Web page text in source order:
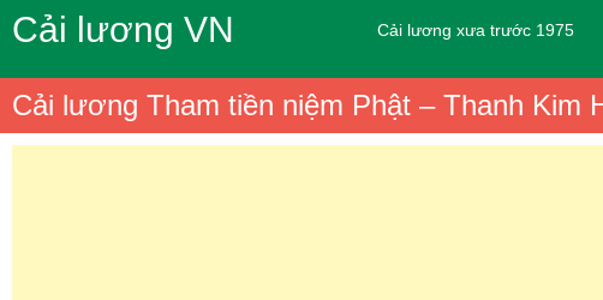
Cải lương VN Cải lương xưa trước 1975
Cải lương Tham tiền niệm Phật – Thanh Kim